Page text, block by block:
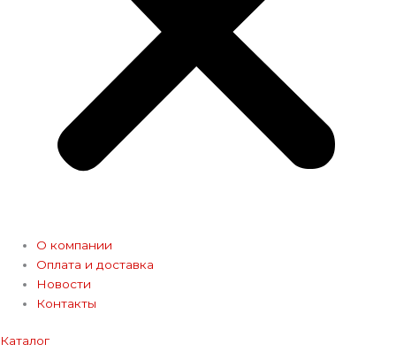
О компании
Оплата и доставка
Новости
Контакты
Каталог